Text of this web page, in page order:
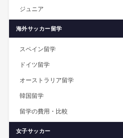
ジュニア
海外サッカー留学
スペイン留学
ドイツ留学
オーストラリア留学
韓国留学
留学の費用・比較
女子サッカー